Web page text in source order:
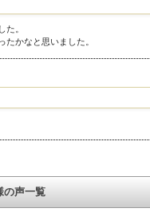
ものを選びたい」
れています。
た。
かなと思いました。
の声一覧